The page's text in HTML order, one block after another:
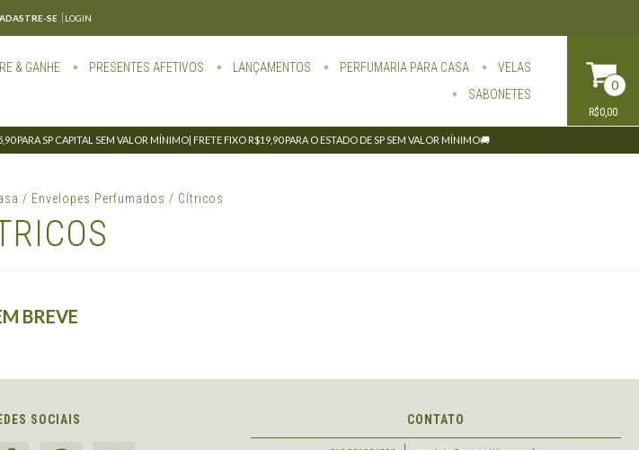
SE LOGIN
& GANHE PRESENTES AFETIVOS LANÇAMENTOS PERFUMARIA PARA CASA
VELAS
SABONETES
0
R$0,00
PARA SP CAPITAL SEM VALOR MÍNIMO| FRETE FIXO R$19,90 PARA O ESTADO DE SP SEM VALOR MÍNIMO🚚
/ Envelopes Perfumados / Cítricos
BREVE
SOCIAIS CONTATO